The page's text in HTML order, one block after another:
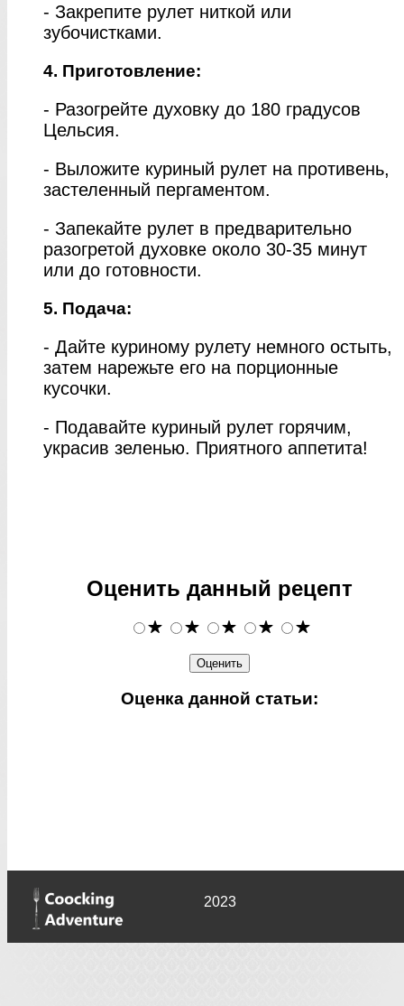
- Закрепите рулет ниткой или
зубочистками.
4. Приготовление:
- Разогрейте духовку до 180 градусов
Цельсия.
- Выложите куриный рулет на противень,
застеленный пергаментом.
- Запекайте рулет в предварительно
разогретой духовке около 30-35 минут
или до готовности.
5. Подача:
- Дайте куриному рулету немного остыть,
затем нарежьте его на порционные
кусочки.
- Подавайте куриный рулет горячим,
украсив зеленью. Приятного аппетита!
Оценить данный рецепт
Оценка данной статьи:
2023